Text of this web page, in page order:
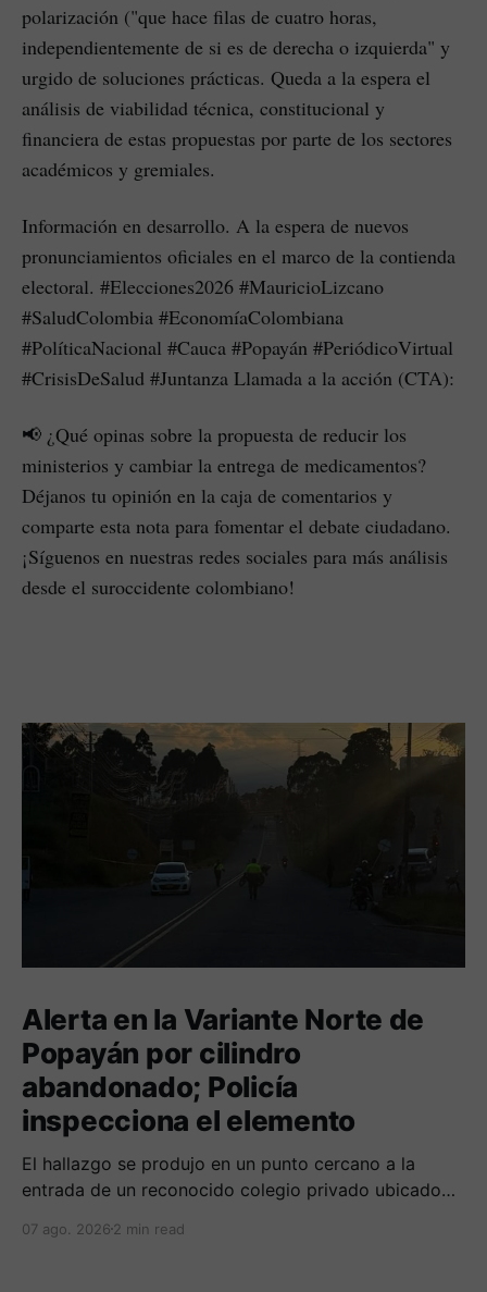
polarización ("que hace filas de cuatro horas,
independientemente de si es de derecha o izquierda" y
urgido de soluciones prácticas. Queda a la espera el
análisis de viabilidad técnica, constitucional y
financiera de estas propuestas por parte de los sectores
académicos y gremiales.
Información en desarrollo. A la espera de nuevos
pronunciamientos oficiales en el marco de la contienda
electoral. #Elecciones2026 #MauricioLizcano
#SaludColombia #EconomíaColombiana
#PolíticaNacional #Cauca #Popayán #PeriódicoVirtual
#CrisisDeSalud #Juntanza Llamada a la acción (CTA):
📢 ¿Qué opinas sobre la propuesta de reducir los
ministerios y cambiar la entrega de medicamentos?
Déjanos tu opinión en la caja de comentarios y
comparte esta nota para fomentar el debate ciudadano.
¡Síguenos en nuestras redes sociales para más análisis
desde el suroccidente colombiano!
Alerta en la Variante Norte de
Popayán por cilindro
abandonado; Policía
inspecciona el elemento
El hallazgo se produjo en un punto cercano a la
entrada de un reconocido colegio privado ubicado
07 ago. 2026 2 min read